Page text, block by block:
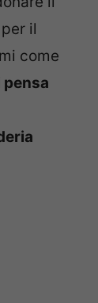
il
come
pensa